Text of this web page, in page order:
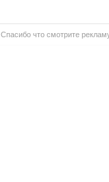
Спасибо что смотрите